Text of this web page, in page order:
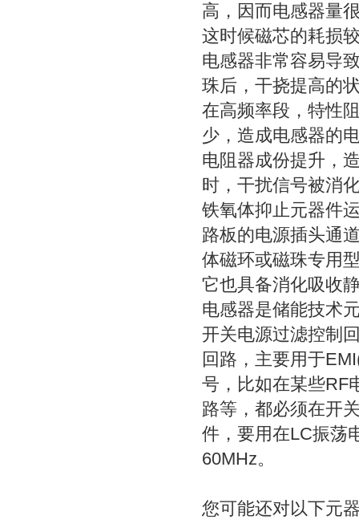
高，因而电感器量
这时候磁芯的耗损
电感器非常容易导
珠后，干挠提高的
在高频率段，特性
少，造成电感器的
电阻器成份提升，
时，干扰信号被消
铁氧体抑止元器件
路板的电源插头通
体磁环或磁珠专用
它也具备消化吸收
电感器是储能技术
开关电源过滤控制
回路，主要用于
号，比如在某些RF
路等，都必须在开
件，要用在LC振荡
60MHz。
您可能还对以下元